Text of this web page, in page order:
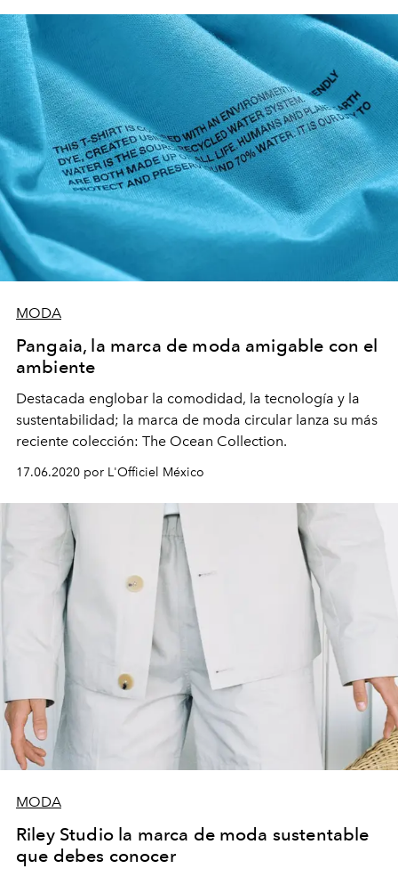
MODA
Pangaia, la marca de moda amigable con el
ambiente
Destacada englobar la comodidad, la tecnología y la
sustentabilidad; la marca de moda circular lanza su más
reciente colección: The Ocean Collection.
17.06.2020 por L'Officiel México
MODA
Riley Studio la marca de moda sustentable
que debes conocer